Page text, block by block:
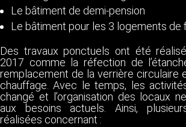
Le bâtiment de demi-pension
Le bâtiment pour les 3 logements de
Des travaux ponctuels ont été
2017 comme la réfection de
remplacement de la verrière circulaire
chauffage. Avec le temps, les
changé et l’organisation des locaux
aux besoins actuels. Ainsi,
réalisées concernant :